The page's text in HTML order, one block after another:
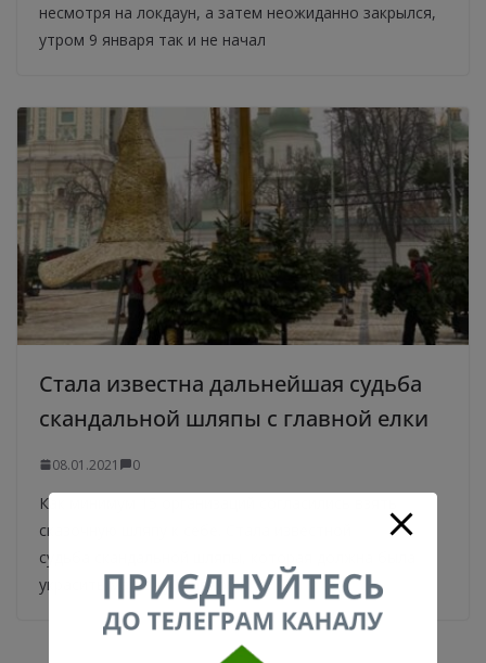
несмотря на локдаун, а затем неожиданно закрылся,
утром 9 января так и не начал
Стала известна дальнейшая судьба
скандальной шляпы с главной елки
08.01.2021 0
Как минимум 15 организаций согласились взять
сказочную шляпу к себе. Стала известной
судьба скандальной шляпы, которая должна была
украсить макушку главной